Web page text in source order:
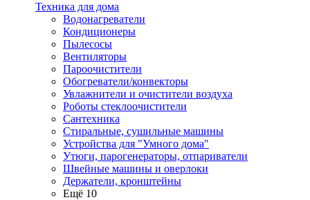
Техника для дома
Водонагреватели
Кондиционеры
Пылесосы
Вентиляторы
Пароочистители
Обогреватели/конвекторы
Увлажнители и очистители воздуха
Роботы стеклоочистители
Сантехника
Стиральные, сушильные машины
Устройства для "Умного дома"
Утюги, парогенераторы, отпариватели
Швейные машины и оверлоки
Держатели, кронштейны
Ещё 10